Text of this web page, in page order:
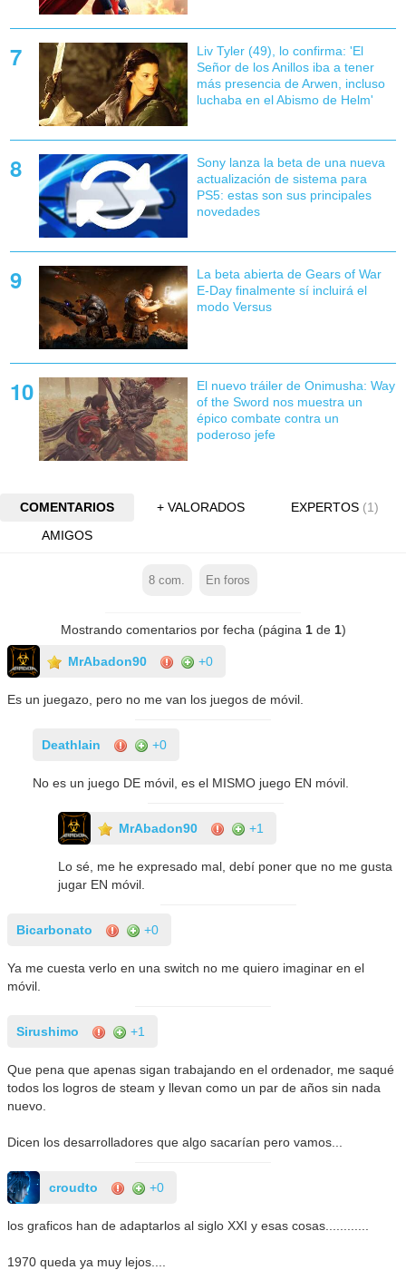
Liv Tyler (49), lo confirma: 'El
Señor de los Anillos iba a tener
más presencia de Arwen, incluso
luchaba en el Abismo de Helm'
Sony lanza la beta de una nueva
actualización de sistema para
PS5: estas son sus principales
novedades
La beta abierta de Gears of War
E-Day finalmente sí incluirá el
modo Versus
El nuevo tráiler de Onimusha: Way
of the Sword nos muestra un
épico combate contra un
poderoso jefe
COMENTARIOS + VALORADOS EXPERTOS (1)
AMIGOS
8 com. En foros
Mostrando comentarios por fecha (página 1de 1)
MrAbadon90 +0
Es un juegazo, pero no me van los juegos de móvil.
Deathlain +0
No es un juego DE móvil, es el MISMO juego EN móvil.
MrAbadon90 +1
Lo sé, me he expresado mal, debí poner que no me gusta
jugar EN móvil.
Bicarbonato +0
Ya me cuesta verlo en una switch no me quiero imaginar en el
móvil.
Sirushimo +1
Que pena que apenas sigan trabajando en el ordenador, me saqué
todos los logros de steam y llevan como un par de años sin nada
nuevo.
Dicen los desarrolladores que algo sacarían pero vamos...
croudto +0
los graficos han de adaptarlos al siglo XXI y esas cosas............
1970 queda ya muy lejos....